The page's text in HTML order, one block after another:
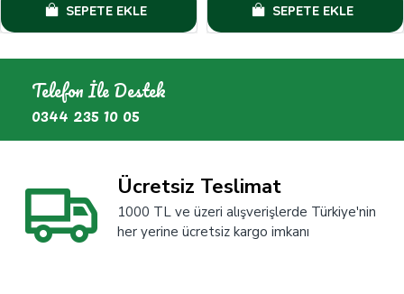
SEPETE EKLE SEPETE EKLE
Telefon İle Destek
0344 235 10 05
Ücretsiz Teslimat
1000 TL ve üzeri alışverişlerde Türkiye'nin
her yerine ücretsiz kargo imkanı